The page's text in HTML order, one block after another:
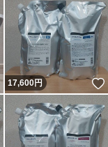
いいね！
17,600円